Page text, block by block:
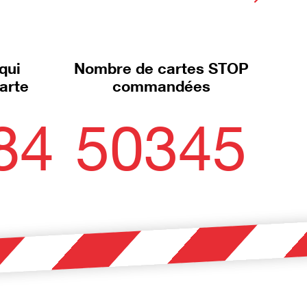
Nombre de cartes STOP
commandées
50345